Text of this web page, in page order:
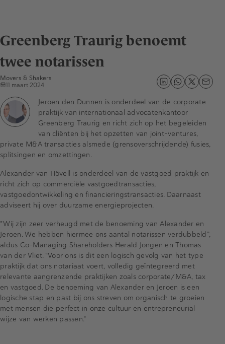
Greenberg Traurig benoemt
twee notarissen
Movers & Shakers
11 maart 2024
Jeroen den Dunnen is onderdeel van de corporate
praktijk van internationaal advocatenkantoor
Greenberg Traurig en richt zich op het begeleiden
van cliënten bij het opzetten van joint-ventures,
private M&A transacties alsmede (grensoverschrijdende) fusies,
splitsingen en omzettingen.
Alexander van Hövell is onderdeel van de vastgoed praktijk en
richt zich op commerciële vastgoedtransacties,
vastgoedontwikkeling en financieringstransacties. Daarnaast
adviseert hij over duurzame energieprojecten.
"Wij zijn zeer verheugd met de benoeming van Alexander en
Jeroen. We hebben hiermee ons aantal notarissen verdubbeld”,
aldus Co-Managing Shareholders Herald Jongen en Thomas
van der Vliet. “Voor ons is dit een logisch gevolg van het type
praktijk dat ons notariaat voert, volledig geïntegreerd met
relevante aangrenzende praktijken zoals corporate/M&A, tax
en vastgoed. De benoeming van Alexander en Jeroen is een
logische stap en past bij ons streven om organisch te groeien
met mensen die perfect in onze cultuur en entrepreneurial
wijze van werken passen."